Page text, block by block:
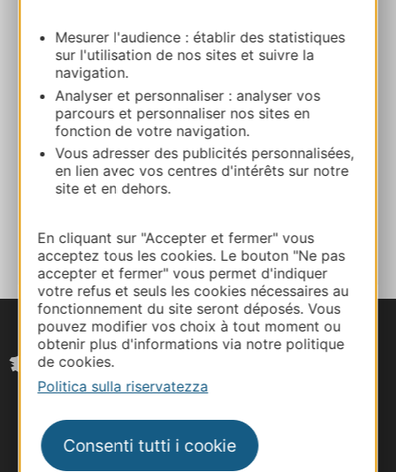
Mesurer l'audience : établir des statistiques
sur l'utilisation de nos sites et suivre la
navigation.
Analyser et personnaliser : analyser vos
parcours et personnaliser nos sites en
fonction de votre navigation.
Vous adresser des publicités personnalisées,
en lien avec vos centres d'intérêts sur notre
site et en dehors.
En cliquant sur "Accepter et fermer" vous
acceptez tous les cookies. Le bouton "Ne pas
accepter et fermer" vous permet d'indiquer
votre refus et seuls les cookies nécessaires au
fonctionnement du site seront déposés. Vous
pouvez modifier vos choix à tout moment ou
obtenir plus d'informations via notre politique
de cookies.
Politica sulla riservatezza
Consenti tutti i cookie
Calcola il tuo percorso
05 62 65 28 00
E-mail
AL TACCUINO